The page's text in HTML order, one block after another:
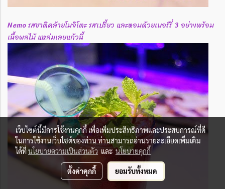
Nemo รสชาติคล้ายโมจิโตะ รสเปรี้ยว และหอมด้วยเบอร์รี่ 3 อย่างพร้อม
เนื้อผลไม้ แหล่มเลยแก้วนี้
เว็บไซต์นี้มีการใช้งานคุกกี้ เพื่อเพิ่มประสิทธิภาพและประสบการณ์ที่ดี
ในการใช้งานเว็บไซต์ของท่าน ท่านสามารถอ่านรายละเอียดเพิ่มเติม
ได้ที่นโยบายความเป็นส่วนตัว และนโยบายคุกกี้
ตั้งค่าคุกกี้ ยอมรับทั้งหมด